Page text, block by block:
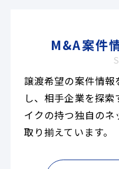
M&A案件
譲渡希望の案件情
し、相手企業を探
イクの持つ独自の
取り揃えています。